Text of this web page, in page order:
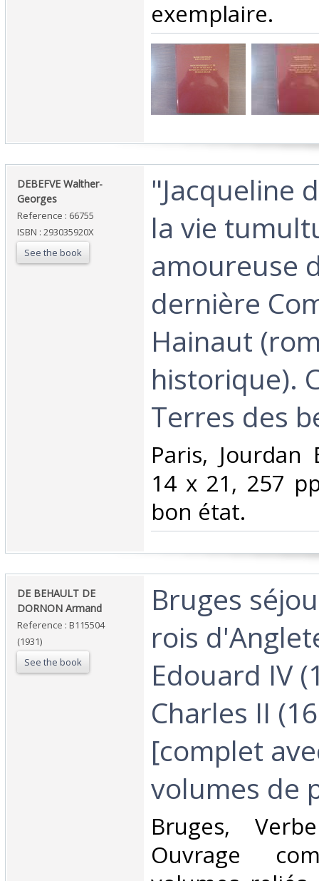
exemplaire.‎
‎DEBEFVE Walther-
Georges‎
Reference : 66755
ISBN : 293035920X
See the book
‎"Jacqueline
la vie
amoureuse
dernière
Hainaut
historique).
Terres des
‎Paris, Jourdan
14 x 21, 257
bon état.‎
‎DE BEHAULT DE
DORNON Armand‎
Reference : B115504
(1931)
See the book
‎Bruges
rois
Edouard IV
Charles II
[complet
volumes de
‎Bruges,
Ouvrage